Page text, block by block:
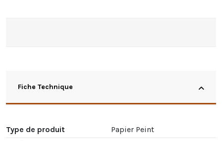
Fiche Technique
Type de produit
Papier Peint